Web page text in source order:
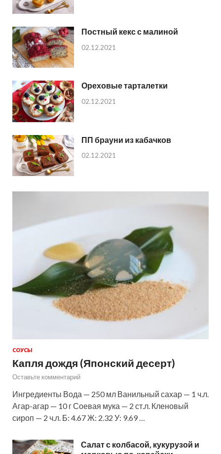
Постный кекс с малиной
02.12.2021
Ореховые тарталетки
02.12.2021
ПП брауни из кабачков
02.12.2021
СОУСЫ
Капля дождя (Японский десерт)
Оставьте комментарий
Ингредиенты Вода — 250 мл Ванильный сахар — 1 ч.л.
Агар-агар — 10 г Соевая мука — 2 ст.л. Кленовый
сироп — 2 ч.л. Б: 4.67 Ж: 2.32 У: 9.69 …
Салат с колбасой, кукурузой и